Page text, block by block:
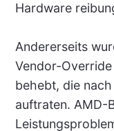
Hardware
Andererseits
Vendor-
behebt, die
auftraten. AMD-